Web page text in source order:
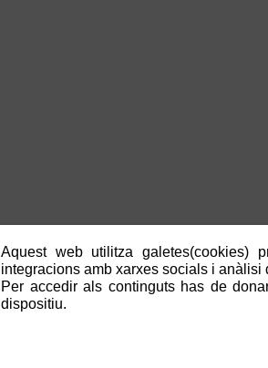
Aquest web utilitza galetes(cookies)
integracions amb xarxes socials i anàlisi
Per accedir als continguts has de
dispositiu.